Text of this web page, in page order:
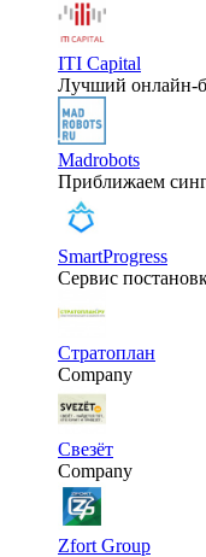
ITI Capital
Лучший онлайн-
Madrobots
Приближаем
SmartProgress
Сервис
Стратоплан
Company
Свезёт
Company
Zfort Group